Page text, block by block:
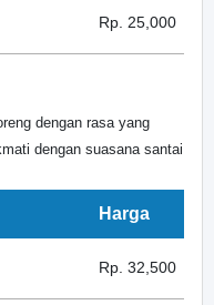
Rp. 25,000
dengan rasa yang
dengan suasana santai
Harga
Rp. 32,500